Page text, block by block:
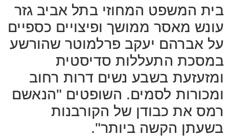
בית המשפט המחוזי בתל אביב גזר
עונש מאסר ממושך ופיצויים כספיים
על אברהם יעקב פרלמוטר שהורשע
במסכת התעללות סדיסטית
ומזעזעת בשבע נשים דרות רחוב
ומכורות לסמים. השופטים "הנאשם
רמס את כבודן של הקורבנות
בשעתן הקשה ביותר".